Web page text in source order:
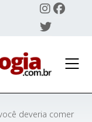
deveria comer